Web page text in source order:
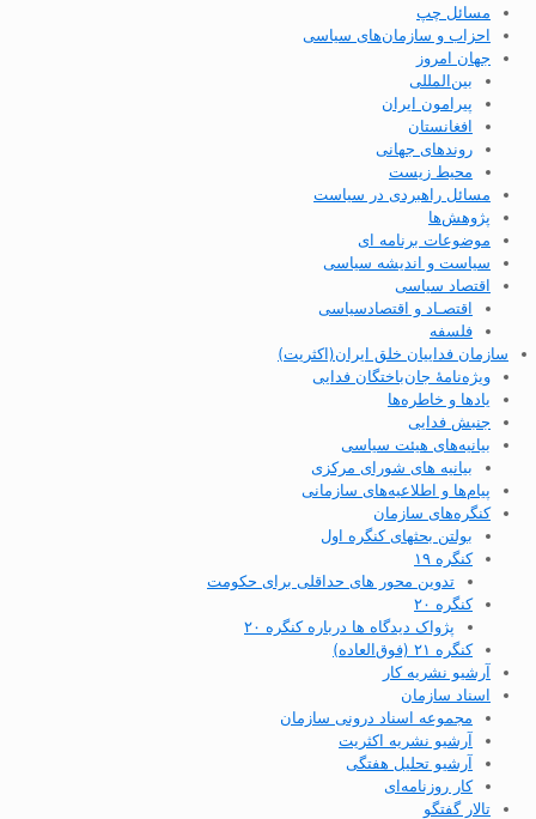
مسائل چپ
احزاب و سازمان‌های سیاسی
جهان امروز
بین‌المللی
پیرامون ایران
افغانستان
روندهای جهانی
محیط زیست
مسائل راهبردی در سیاست
پژوهش‌ها
موضوعات برنامه ای
سیاست و اندیشه سیاسی
اقتصاد سیاسی
اقتصـاد و اقتصاد‌سیاسی
فلسفه
سازمان فداییان خلق ایران(اکثریت)
ویژه‌نامهٔ جان‌باختگان فدایی
یادها و خاطره‌ها
جنبش فدایی
بیانیه‌های هیئت سیاسی
بیانیه های شورای مرکزی
پیام‌ها و اطلاعیه‌های سازمانی
کنگره‌های سازمان
بولتن بحثهای کنگره اول
کنگره ۱۹
تدوین محور های حداقلی برای حکومت
کنگره ۲۰
پژواک دیدگاه ها درباره کنگره ۲۰
کنگره ۲۱ (فوق‌العاده)
آرشیو نشریه کار
اسناد سازمان
مجموعه اسناد درونی سازمان
آرشیو نشریه اکثریت
آرشیو تحلیل هفتگی
کار روزنامه‌ای
تالار گفتگو